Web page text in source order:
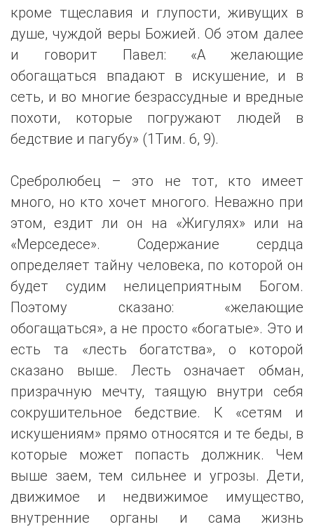
кроме тщеславия и глупости, живущих в
душе, чуждой веры Божией. Об этом далее
и говорит Павел: «А желающие
обогащаться впадают в искушение, и в
сеть, и во многие безрассудные и вредные
похоти, которые погружают людей в
бедствие и пагубу» (1Тим. 6, 9).
Сребролюбец – это не тот, кто имеет
много, но кто хочет многого. Неважно при
этом, ездит ли он на «Жигулях» или на
«Мерседесе». Содержание сердца
определяет тайну человека, по которой он
будет судим нелицеприятным Богом.
Поэтому сказано: «желающие
обогащаться», а не просто «богатые». Это и
есть та «лесть богатства», о которой
сказано выше. Лесть означает обман,
призрачную мечту, таящую внутри себя
сокрушительное бедствие. К «сетям и
искушениям» прямо относятся и те беды, в
которые может попасть должник. Чем
выше заем, тем сильнее и угрозы. Дети,
движимое и недвижимое имущество,
внутренние органы и сама жизнь